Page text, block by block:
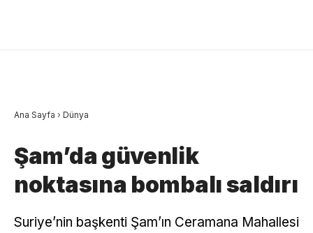
Ana Sayfa › Dünya
Şam’da güvenlik
noktasına bombalı saldırı
Suriye’nin başkenti Şam’ın Ceramana Mahallesi